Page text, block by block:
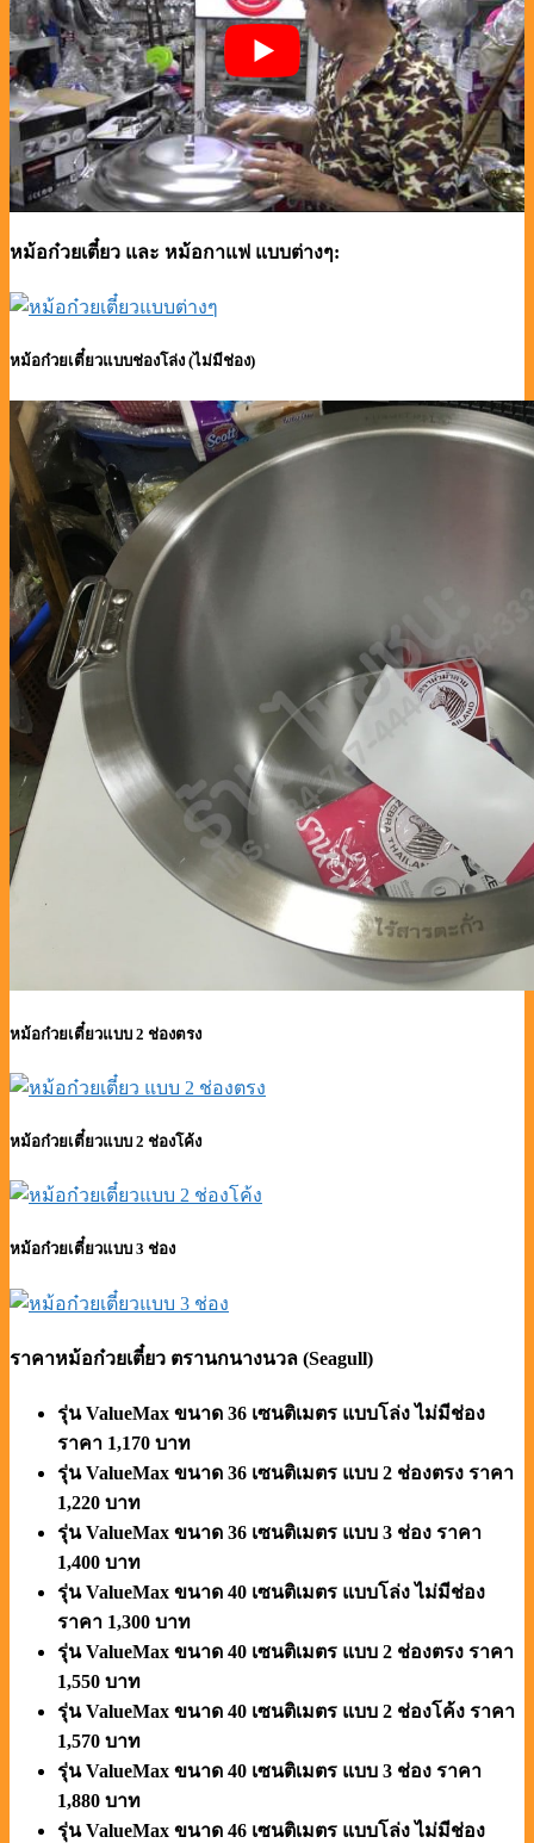
หม้อก๋วยเตี๋ยว และ หม้อกาแฟ แบบต่างๆ:
หม้อก๋วยเตี๋ยวแบบช่องโล่ง (ไม่มีช่อง)
หม้อก๋วยเตี๋ยวแบบ 2 ช่องตรง
หม้อก๋วยเตี๋ยวแบบ 2 ช่องโค้ง
หม้อก๋วยเตี๋ยวแบบ 3 ช่อง
ราคาหม้อก๋วยเตี๋ยว ตรานกนางนวล (Seagull)
รุ่น ValueMax ขนาด 36 เซนติเมตร แบบโล่ง ไม่มีช่อง
ราคา 1,170 บาท
รุ่น ValueMax ขนาด 36 เซนติเมตร แบบ 2 ช่องตรง ราคา
1,220 บาท
รุ่น ValueMax ขนาด 36 เซนติเมตร แบบ 3 ช่อง ราคา
1,400 บาท
รุ่น ValueMax ขนาด 40 เซนติเมตร แบบโล่ง ไม่มีช่อง
ราคา 1,300 บาท
รุ่น ValueMax ขนาด 40 เซนติเมตร แบบ 2 ช่องตรง ราคา
1,550 บาท
รุ่น ValueMax ขนาด 40 เซนติเมตร แบบ 2 ช่องโค้ง ราคา
1,570 บาท
รุ่น ValueMax ขนาด 40 เซนติเมตร แบบ 3 ช่อง ราคา
1,880 บาท
รุ่น ValueMax ขนาด 46 เซนติเมตร แบบโล่ง ไม่มีช่อง